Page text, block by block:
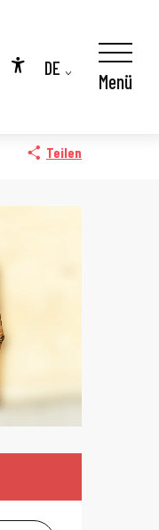
Accessibilité
DE
Menü
Teilen